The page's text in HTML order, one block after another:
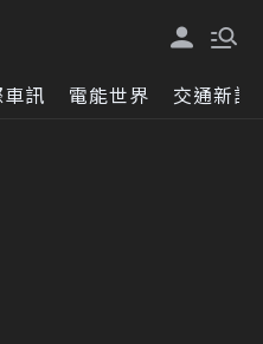
訊 電能世界 交通新訊